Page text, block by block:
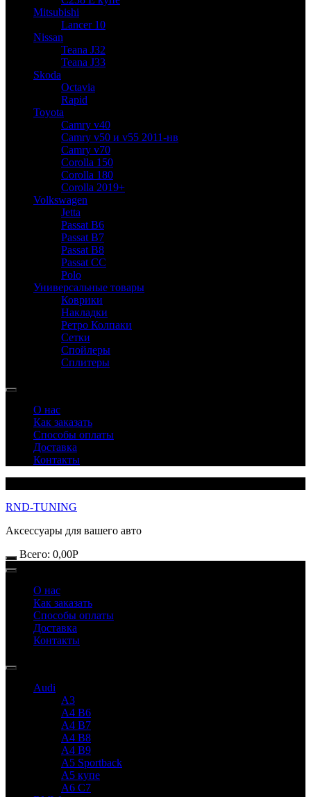
Mitsubishi
Lancer 10
Nissan
Teana J32
Teana J33
Skoda
Octavia
Rapid
Toyota
Camry v40
Camry v50 и v55 2011-нв
Camry v70
Corolla 150
Corolla 180
Corolla 2019+
Volkswagen
Jetta
Passat B6
Passat B7
Passat B8
Passat CC
Polo
Универсальные товары
Коврики
Накладки
Ретро Колпаки
Сетки
Спойлеры
Сплитеры
О нас
Как заказать
Способы оплаты
Доставка
Контакты
RND-TUNING
Аксессуары для вашего авто
Всего: 0,00Р
О нас
Как заказать
Способы оплаты
Доставка
Контакты
Audi
A3
A4 B6
A4 B7
A4 B8
A4 B9
A5 Sportback
A5 купе
A6 C7